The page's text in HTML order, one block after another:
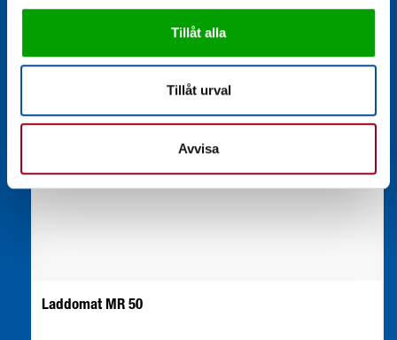
Tillåt alla
Tillåt urval
Avvisa
Laddomat MR 50